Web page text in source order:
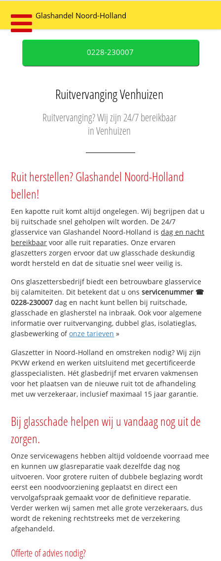
Glashandel Noord-Holland
0228-230007
Ruitvervanging Venhuizen
Ruitvervanging? Wij zijn 24/7 bereikbaar
in Venhuizen
Ruit herstellen? Glashandel Noord-Holland
bellen!
Een kapotte ruit komt altijd ongelegen. Wij begrijpen dat u
bij ruitschade snel geholpen wilt worden. De 24/7
glasservice van Glashandel Noord-Holland isdag en nacht
bereikbaar voor alle ruit reparaties. Onze ervaren
glaszetters zorgen ervoor dat uw glasschade deskundig
wordt hersteld en dat de situatie snel weer veilig is.
Ons glaszettersbedrijf biedt een betrouwbare glasservice
bij calamiteiten. Dit betekent dat u onsservicenummer ☎
0228-230007 dag en nacht kunt bellen bij ruitschade,
glasschade en glasherstel na inbraak. Ook voor algemene
informatie over ruitvervanging, dubbel glas, isolatieglas,
glasbewerking ofonze tarieven »
Glaszetter in Noord-Holland en omstreken nodig? Wij zijn
PKVW erkend en werken uitsluitend met gecertificeerde
glasspecialisten. Hét glasbedrijf met ervaren vakmensen
voor het plaatsen van de nieuwe ruit tot de afhandeling
met uw verzekeraar, inclusief maximaal 15 jaar garantie.
Bij glasschade helpen wij u vandaag nog uit de
zorgen.
Onze servicewagens hebben altijd voldoende voorraad mee
en kunnen uw glasreparatie vaak dezelfde dag nog
uitvoeren. Voor grotere ruiten of dubbele beglazing wordt
eerst een noodvoorziening geplaatst en direct een
vervolgafspraak gemaakt voor de definitieve reparatie.
Verder werken wij samen met alle grote verzekeraars, dus
wordt de rekening rechtstreeks met de verzekering
afgehandeld.
Offerte of advies nodig?